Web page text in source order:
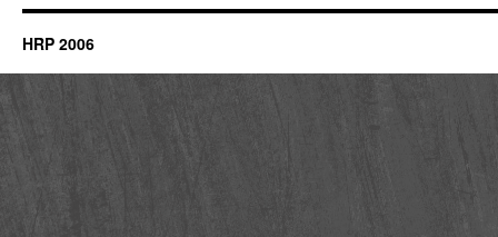
HRP 2006